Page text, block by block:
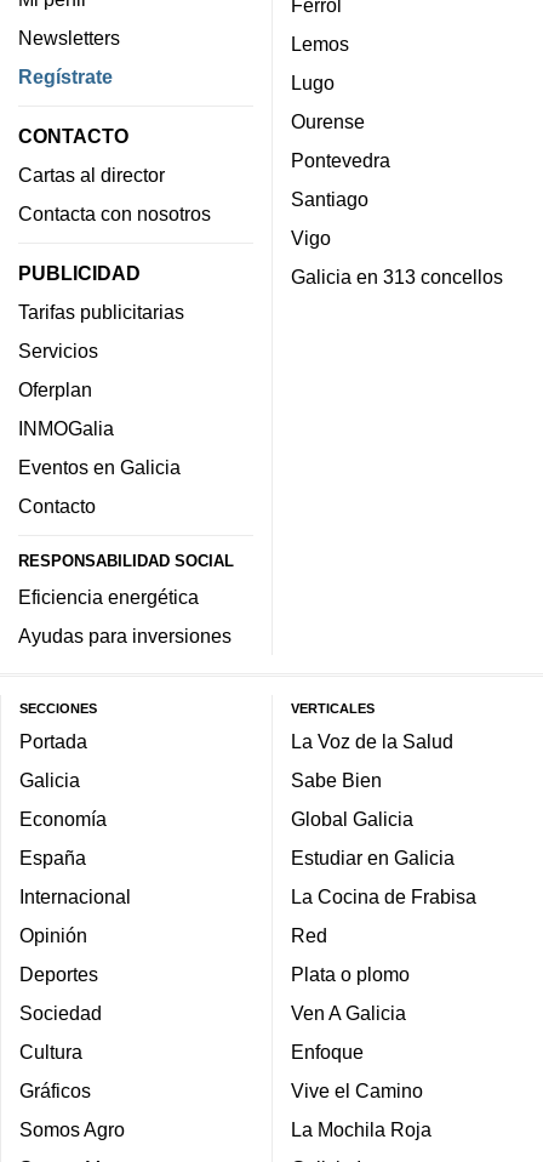
Newsletters
Regístrate
CONTACTO
Cartas al director
Contacta con nosotros
PUBLICIDAD
Tarifas publicitarias
Servicios
Oferplan
INMOGalia
Eventos en Galicia
Contacto
RESPONSABILIDAD SOCIAL
Eficiencia energética
Ayudas para inversiones
Ferrol
Lemos
Lugo
Ourense
Pontevedra
Santiago
Vigo
Galicia en 313 concellos
SECCIONES
Portada
Galicia
Economía
España
Internacional
Opinión
Deportes
Sociedad
Cultura
Gráficos
Somos Agro
VERTICALES
La Voz de la Salud
Sabe Bien
Global Galicia
Estudiar en Galicia
La Cocina de Frabisa
Red
Plata o plomo
Ven A Galicia
Enfoque
Vive el Camino
La Mochila Roja